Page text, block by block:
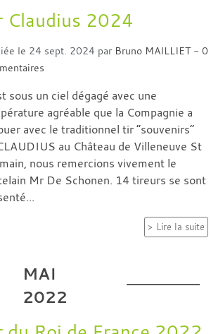
Claudius 2024
le 24 sept. 2024 par Bruno MAILLIET - 0
sous un ciel dégagé avec une
agréable que la Compagnie a
avec le traditionnel tir “souvenirs”
au Château de Villeneuve St
nous remercions vivement le
Mr De Schonen. 14 tireurs se sont
Lire la suite
MAI
2022